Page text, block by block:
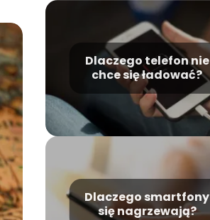
Dlaczego telefon nie
chce się ładować?
Dlaczego smartfony
się nagrzewają?